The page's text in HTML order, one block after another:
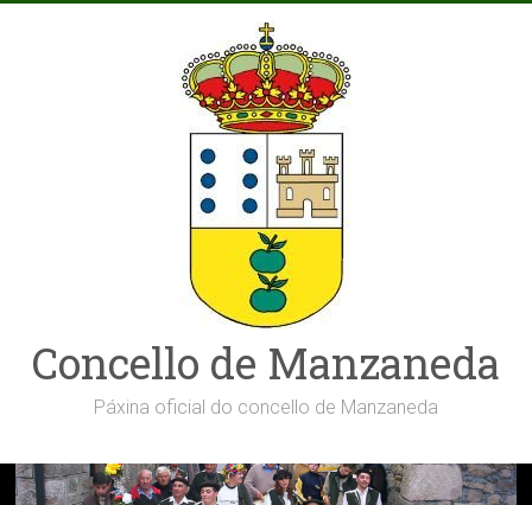
Concello de Manzaneda
Páxina oficial do concello de Manzaneda